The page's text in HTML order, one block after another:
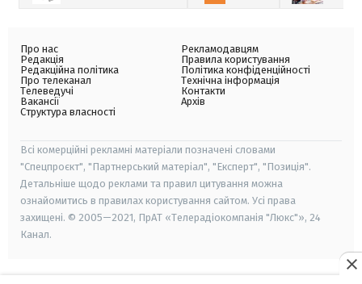
Про нас
Редакція
Редакційна політика
Про телеканал
Телеведучі
Вакансії
Структура власності
Рекламодавцям
Правила користування
Політика конфіденційності
Технічна інформація
Контакти
Архів
Всі комерційні рекламні матеріали позначені словами
"Спецпроєкт", "Партнерський матеріал", "Експерт", "Позиція".
Детальніше щодо реклами та правил цитування можна
ознайомитись в правилах користування сайтом. Усі права
захищені. © 2005—2021, ПрАТ «Телерадіокомпанія "Люкс"», 24
Канал.